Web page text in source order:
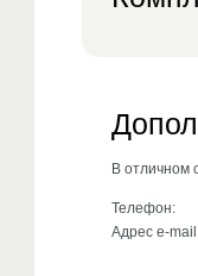
В отличном
Телефон:
Адрес e-